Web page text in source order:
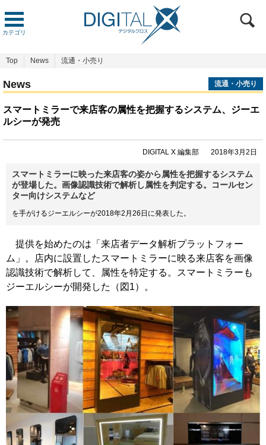
カテゴリ
Top News 流通・小売り
News 流通・小売り
スマートミラーで来店客の属性を把握するシステム、ジーエ
ルシーが発売
DIGITAL X 編集部 2018年3月2日
スマートミラーに映った来店客の姿から属性を把握するシステム
が登場した。画像認識技術で解析し属性を判定する。コールセン
ター向けシステムなど
を手がけるジーエルシーが2018年2月26日に発表した。
提供を始めたのは「来店者データ解析プラットフォー
ム」。店内に設置したスマートミラーに映る来店客を画像
認識技術で解析して、属性を特定する。スマートミラーも
ジーエルシーが開発した（図1）。